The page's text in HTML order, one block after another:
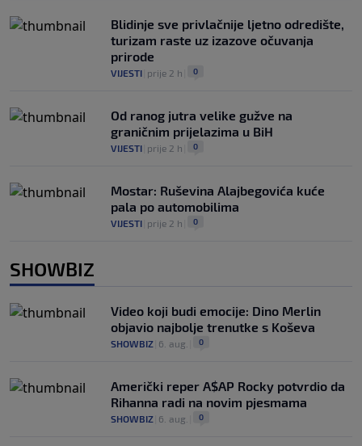
Blidinje sve privlačnije ljetno odredište,
turizam raste uz izazove očuvanja
prirode
VIJESTI prije 2 h 0
Od ranog jutra velike gužve na
graničnim prijelazima u BiH
VIJESTI prije 2 h 0
Mostar: Ruševina Alajbegovića kuće
pala po automobilima
VIJESTI prije 2 h 0
SHOWBIZ
Video koji budi emocije: Dino Merlin
objavio najbolje trenutke s Koševa
SHOWBIZ 6. aug. 0
Američki reper A$AP Rocky potvrdio da
Rihanna radi na novim pjesmama
SHOWBIZ 6. aug. 0